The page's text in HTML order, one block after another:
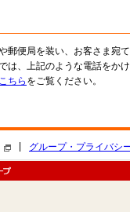
郵便局を装い、お客さま宛
は、上記のような電話をか
こちら をご覧ください。
グループ・プライバシ